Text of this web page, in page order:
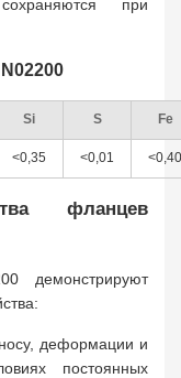
при
Si S Fe
<0,35 <0,01 <0,40
фланцев
демонстрируют
деформации и
постоянных